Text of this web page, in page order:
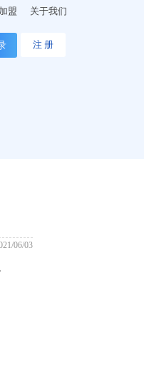
盟 关于我们
注 册
06/03